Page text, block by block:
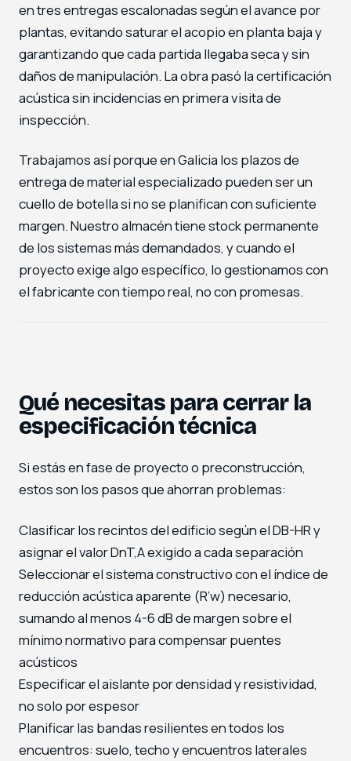
en tres entregas escalonadas según el avance por
plantas, evitando saturar el acopio en planta baja y
garantizando que cada partida llegaba seca y sin
daños de manipulación. La obra pasó la certificación
acústica sin incidencias en primera visita de
inspección.
Trabajamos así porque en Galicia los plazos de
entrega de material especializado pueden ser un
cuello de botella si no se planifican con suficiente
margen. Nuestro almacén tiene stock permanente
de los sistemas más demandados, y cuando el
proyecto exige algo específico, lo gestionamos con
el fabricante con tiempo real, no con promesas.
Qué necesitas para cerrar la
especificación técnica
Si estás en fase de proyecto o preconstrucción,
estos son los pasos que ahorran problemas:
Clasificar los recintos del edificio según el DB-HR y
asignar el valor DnT,A exigido a cada separación
Seleccionar el sistema constructivo con el índice de
reducción acústica aparente (R’w) necesario,
sumando al menos 4-6 dB de margen sobre el
mínimo normativo para compensar puentes
acústicos
Especificar el aislante por densidad y resistividad,
no solo por espesor
Planificar las bandas resilientes en todos los
encuentros: suelo, techo y encuentros laterales